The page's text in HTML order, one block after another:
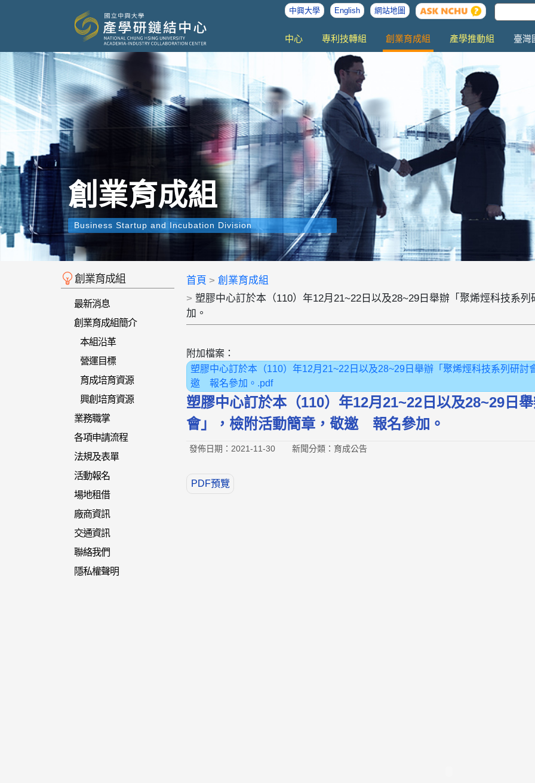
中興大學 English 網站地圖
中心 專利技轉組 創業育成組 產學推動組 臺灣
創業育成組
Business Startup and Incubation Division
創業育成組
最新消息
創業育成組簡介
本組沿革
營運目標
育成培育資源
興創培育資源
業務職掌
各項申請流程
法規及表單
活動報名
場地租借
廠商資訊
交通資訊
聯絡我們
隱私權聲明
首頁
創業育成組
塑膠中心訂於本（110）年12月21~22日以及28~29日舉辦「聚烯烴科技系
加。
附加檔案：
塑膠中心訂於本（110）年12月21~22日以及28~29日舉辦「聚烯烴科技系列研討
邀 報名參加。.pdf
塑膠中心訂於本（110）年12月21~22日以及28~29日
會」，檢附活動簡章，敬邀 報名參加。
發佈日期：2021-11-30 新聞分類：育成公告
PDF預覽